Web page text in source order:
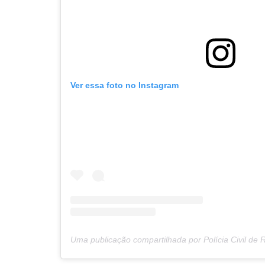
Ver essa foto no Instagram